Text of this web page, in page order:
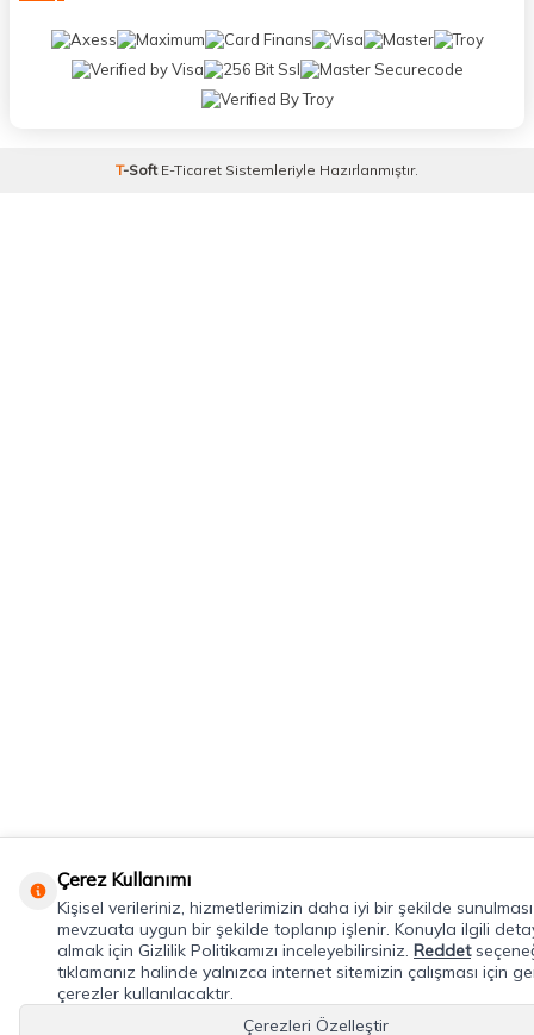
T-Soft E-Ticaret Sistemleriyle Hazırlanmıştır.
Çerez Kullanımı
Kişisel verileriniz, hizmetlerimizin daha iyi bir şekilde
mevzuata uygun bir şekilde toplanıp işlenir. Konuyla ilgili
almak için Gizlilik Politikamızı inceleyebilirsiniz. Reddet
tıklamanız halinde yalnızca internet sitemizin çalışması için
çerezler kullanılacaktır.
Çerezleri Özelleştir